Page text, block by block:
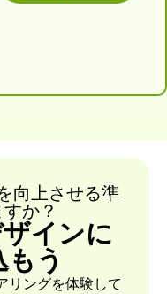
向上させる準
か？
インに
う
リングを体験して